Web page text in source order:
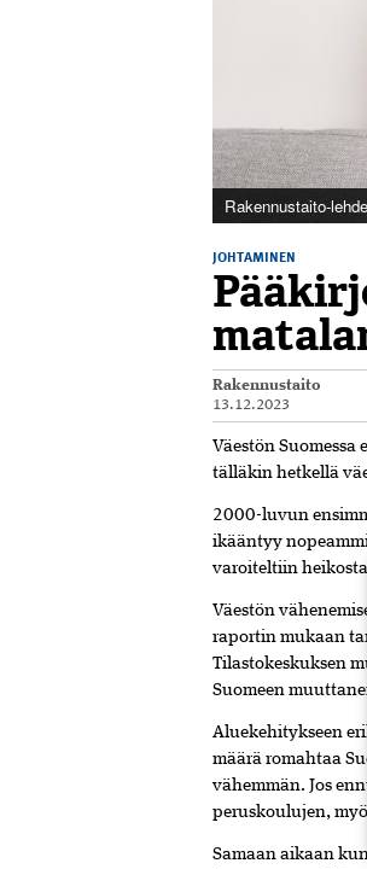
Rakennustaito-
JOHTAMINEN
Rakennustaito
13.12.2023
Väestön
tälläkin hetkellä
2000-luvun
ikääntyy
varoiteltiin
Väestön
raportin mukaan
Tilastokeskuksen
Suomeen
Aluekehitykseen
määrä romahtaa
vähemmän. Jos
peruskoulujen,
Samaan aikaan